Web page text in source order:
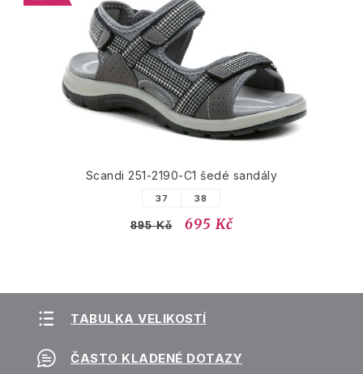
Scandi 251-2190-C1 šedé sandály
37 38
895 Kč 695 Kč
TABULKA VELIKOSTÍ
ČASTO KLADENÉ DOTAZY